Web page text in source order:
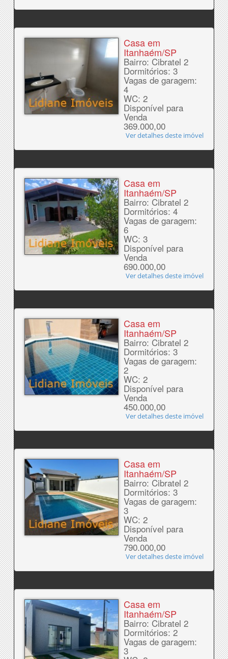
Casa em
Itanhaém/SP
Bairro: Cibratel 2
Dormitórios: 3
Vagas de garagem:
4
WC: 2
Disponível para
Venda
369.000,00
Ver detalhes deste imóvel
Casa em
Itanhaém/SP
Bairro: Cibratel 2
Dormitórios: 4
Vagas de garagem:
6
WC: 3
Disponível para
Venda
690.000,00
Ver detalhes deste imóvel
Casa em
Itanhaém/SP
Bairro: Cibratel 2
Dormitórios: 3
Vagas de garagem:
2
WC: 2
Disponível para
Venda
450.000,00
Ver detalhes deste imóvel
Casa em
Itanhaém/SP
Bairro: Cibratel 2
Dormitórios: 3
Vagas de garagem:
3
WC: 2
Disponível para
Venda
790.000,00
Ver detalhes deste imóvel
Casa em
Itanhaém/SP
Bairro: Cibratel 2
Dormitórios: 2
Vagas de garagem:
3